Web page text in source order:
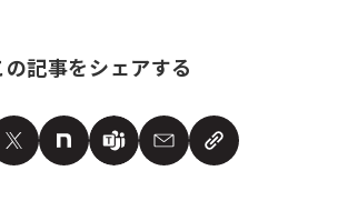
の記事をシェアする